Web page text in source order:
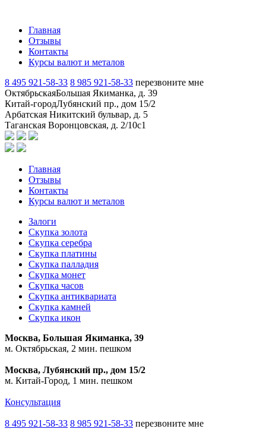
Главная
Отзывы
Контакты
Курсы валют и металов
8 495 921-58-33 8 985 921-58-33 перезвоните мне
ОктябрьскаяБольшая Якиманка, д. 39
Китай-городЛубянский пр., дом 15/2
Арбатская Никитский бульвар, д. 5
Таганская Воронцовская, д. 2/10с1
Главная
Отзывы
Контакты
Курсы валют и металов
Залоги
Скупка золота
Скупка серебра
Скупка платины
Скупка палладия
Скупка монет
Скупка часов
Скупка антиквариата
Скупка камней
Скупка икон
Москва, Большая Якиманка, 39
м. Октябрьская, 2 мин. пешком
Москва, Лубянский пр., дом 15/2
м. Китай-Город, 1 мин. пешком
Консультация
8 495 921-58-33 8 985 921-58-33 перезвоните мне